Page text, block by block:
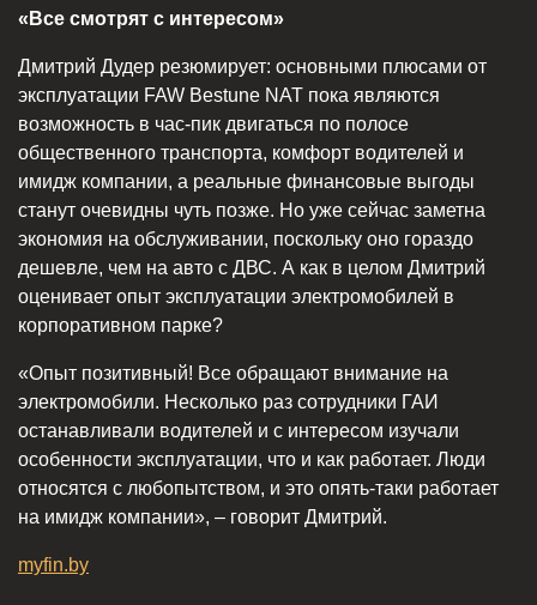
«Все смотрят с интересом»
Дмитрий Дудер резюмирует: основными плюсами от
эксплуатации FAW Bestune NAT пока являются
возможность в час-пик двигаться по полосе
общественного транспорта, комфорт водителей и
имидж компании, а реальные финансовые выгоды
станут очевидны чуть позже. Но уже сейчас заметна
экономия на обслуживании, поскольку оно гораздо
дешевле, чем на авто с ДВС. А как в целом Дмитрий
оценивает опыт эксплуатации электромобилей в
корпоративном парке?
«Опыт позитивный! Все обращают внимание на
электромобили. Несколько раз сотрудники ГАИ
останавливали водителей и с интересом изучали
особенности эксплуатации, что и как работает. Люди
относятся с любопытством, и это опять-таки работает
на имидж компании», – говорит Дмитрий.
myfin.by